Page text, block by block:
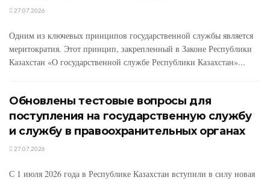
27.07.2026
Одним из ключевых принципов государственной службы является
меритократия. Этот принцип, закрепленный в Законе Республики
Казахстан «О государственной службе Республики Казахстан»...
Обновлены тестовые вопросы для
поступления на государственную службу
и службу в правоохранительных органах
27.07.2026
С 1 июля 2026 года в Республике Казахстан вступили в силу новая